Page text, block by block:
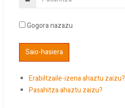
Gogora nazazu
Erabiltzaile-izena ahaztu zaizu?
Pasahitza ahaztu zaizu?